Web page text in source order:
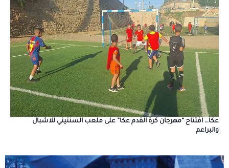
عكا… افتتاح “مهرجان كرة القدم عكا” على ملعب السنتيتي للاشبال
والبراعم